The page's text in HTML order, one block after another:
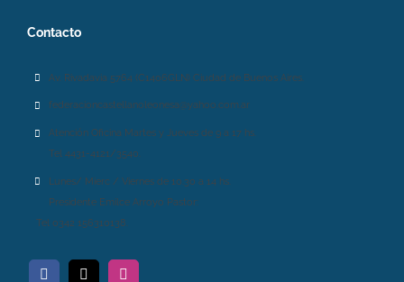
Contacto
Av. Rivadavia 5764 (C1406GLN) Ciudad de Buenos Aires.
federacioncastellanoleonesa@yahoo.com.ar
Atención Oficina Martes y Jueves de 9 a 17 hs.
Tel 4431-4121/3540.
Lunes/ Mierc / Viernes de 10.30 a 14 hs.
Presidente Emilce Arroyo Pastor:
Tel 0342 156310138.